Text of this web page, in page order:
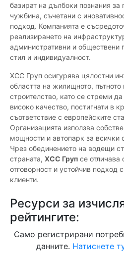
базират на дълбоки познания за
чужбина, съчетани с
подход. Компанията е
реализирането на
административни и обществени
стил и индивидуалност.
ХСС Груп осигурява цялостни
областта на жилищното, пътното
строителство, като се стреми
високо качество, постигнати в
съответствие с европейските
Организацията използва
мощности и автопарк за всички
Чрез обединението на водещи
страната, ХСС Груп се отличава
отговорност и устойчив подход
клиенти.
Ресурси за
рейтингите:
Само регистрирани
данните. Натиснете